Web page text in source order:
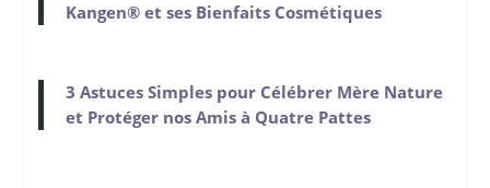
Kangen® et ses Bienfaits Cosmétiques
3 Astuces Simples pour Célébrer Mère Nature
et Protéger nos Amis à Quatre Pattes